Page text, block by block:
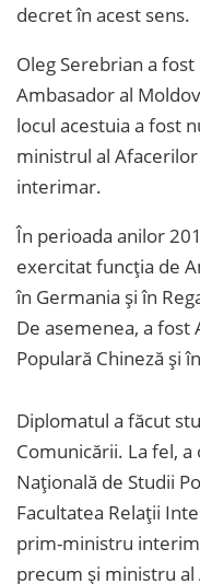
decret în acest sens.
Oleg Serebrian a
Ambasador al
locul acestuia a fost
ministrul al
interimar.
În perioada anilor
exercitat funcția de
în Germania și în
De asemenea, a fost
Populară Chineză și
Diplomatul a făcut
Comunicării. La fel,
Naţională de Studii
Facultatea Relaţii
prim-ministru
precum și ministru